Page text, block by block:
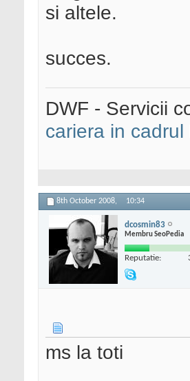
si altele.
succes.
DWF - Servicii
cariera in cadrul
8th October 2008, 10:34
dcosmin83
Membru SeoPedia
Reputatie:
ms la toti